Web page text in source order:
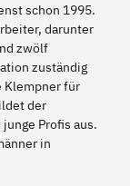
schon 1995.
darunter
zwölf
zuständig
Klempner für
der
Profis aus.
in